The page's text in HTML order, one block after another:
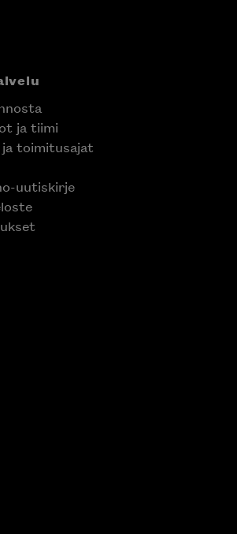
ja tiimi
ja toimitusajat
uutiskirje